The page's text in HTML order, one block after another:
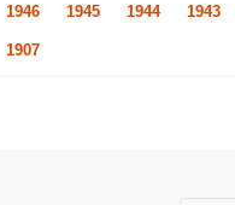
1946 1945 1944 1943
1907